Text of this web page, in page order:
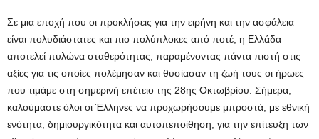
Σε μια εποχή που οι προκλήσεις για την ειρήνη και την ασφάλεια
είναι πολυδιάστατες και πιο πολύπλοκες από ποτέ, η Ελλάδα
αποτελεί πυλώνα σταθερότητας, παραμένοντας πάντα πιστή στις
αξίες για τις οποίες πολέμησαν και θυσίασαν τη ζωή τους οι ήρωες
που τιμάμε στη σημερινή επέτειο της 28ης Οκτωβρίου. Σήμερα,
καλούμαστε όλοι οι Έλληνες να προχωρήσουμε μπροστά, με εθνική
ενότητα, δημιουργικότητα και αυτοπεποίθηση, για την επίτευξη των